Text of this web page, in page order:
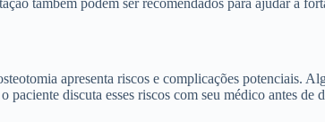
também podem ser recomendados para ajudar a
apresenta riscos e complicações potenciais.
paciente discuta esses riscos com seu médico antes de